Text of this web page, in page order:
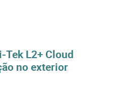
Tek L2+ Cloud
no exterior